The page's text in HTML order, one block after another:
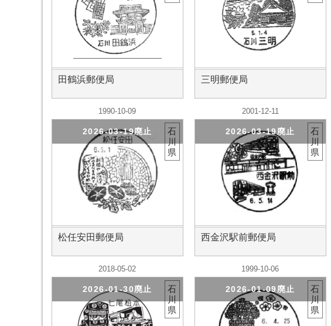
田鶴浜郵便局 三明郵便局
1990-10-09
松任安田郵便局
2026-03-19廃止
石
川
県
2001-12-11
西金沢駅前郵便局
2026-03-19廃止
石
川
県
2018-05-02
2026-01-30廃止
石
川
県
1999-10-06
2026-01-09廃止
石
川
県